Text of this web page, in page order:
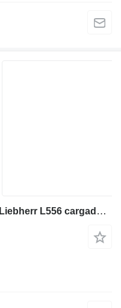
Frente + parte trasera eje para Liebherr L556 cargadora de ruedas